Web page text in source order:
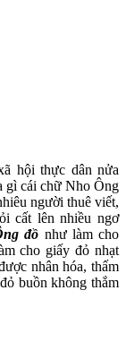
hội thực dân nửa
gì cái chữ Nho Ông
người thuê viết,
cất lên nhiều ngơ
đồ như làm cho
cho giấy đỏ nhạt
nhân hóa, thấm
buồn không thắm